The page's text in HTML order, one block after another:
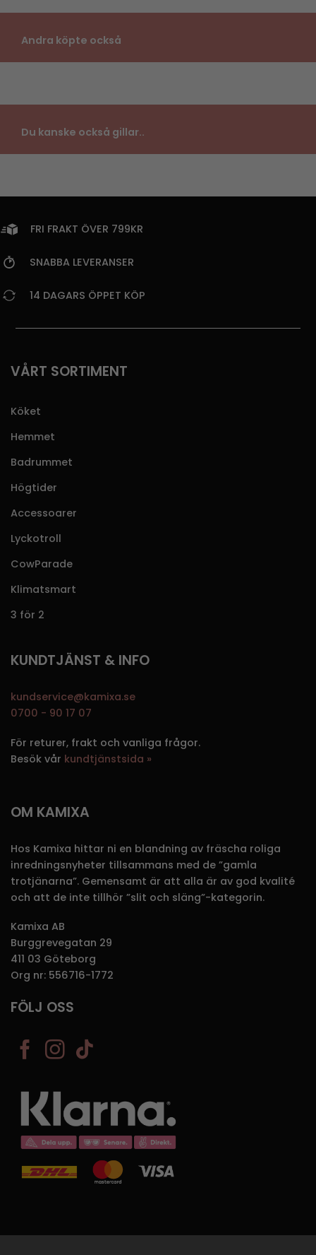
Andra köpte också
Du kanske också gillar..
FRI FRAKT ÖVER 799KR
SNABBA LEVERANSER
14 DAGARS ÖPPET KÖP
VÅRT SORTIMENT
Köket
Hemmet
Badrummet
Högtider
Accessoarer
Lyckotroll
CowParade
Klimatsmart
3 för 2
KUNDTJÄNST & INFO
kundservice@kamixa.se
0700 - 90 17 07
För returer, frakt och vanliga frågor.
Besök vår kundtjänstsida »
OM KAMIXA
Hos Kamixa hittar ni en blandning av fräscha roliga
inredningsnyheter tillsammans med de ”gamla
trotjänarna”. Gemensamt är att alla är av god kvalité
och att de inte tillhör ”slit och släng”-kategorin.
Kamixa AB
Burggrevegatan 29
411 03 Göteborg
Org nr: 556716-1772
FÖLJ OSS